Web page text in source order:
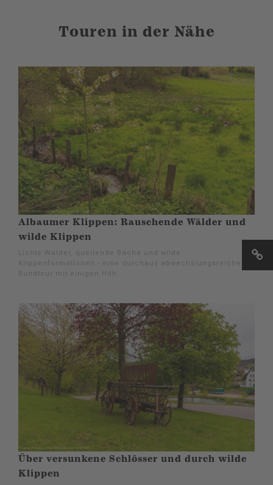
Touren in der Nähe
Albaumer Klippen: Rauschende Wälder und
wilde Klippen
Lichte Wälder, quellende Bäche und wilde
Klippenformationen - eine durchaus abwechslungsreiche
Rundtour mit einigen Höh.
Über versunkene Schlösser und durch wilde
Klippen